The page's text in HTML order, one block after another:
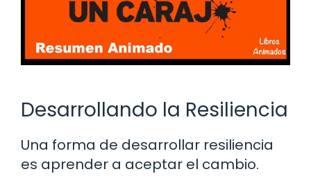
Desarrollando la Resiliencia
Una forma de desarrollar resiliencia
es aprender a aceptar el cambio.